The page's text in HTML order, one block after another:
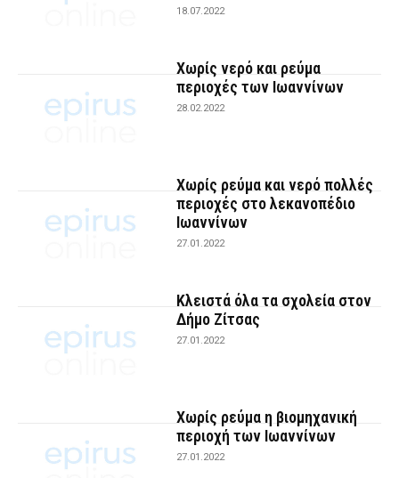
18.07.2022
Χωρίς νερό και ρεύμα
περιοχές των Ιωαννίνων
28.02.2022
Χωρίς ρεύμα και νερό πολλές
περιοχές στο λεκανοπέδιο
Ιωαννίνων
27.01.2022
Κλειστά όλα τα σχολεία στον
Δήμο Ζίτσας
27.01.2022
Χωρίς ρεύμα η βιομηχανική
περιοχή των Ιωαννίνων
27.01.2022